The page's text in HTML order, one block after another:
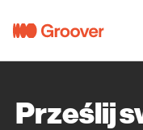
Prześlij